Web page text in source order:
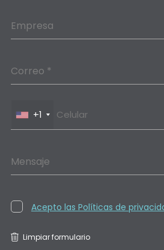
Empresa
Correo *
+1
Mensaje
Acepto las Políticas de
Limpiar formulario